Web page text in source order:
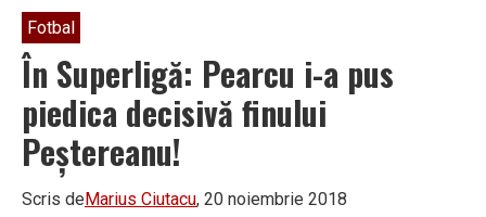
Fotbal
În Superligă: Pearcu i-a pus
piedica decisivă finului
Peștereanu!
Scris deMarius Ciutacu, 20 noiembrie 2018